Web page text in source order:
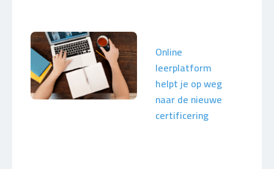
Online
leerplatform
helpt je op weg
naar de nieuwe
certificering